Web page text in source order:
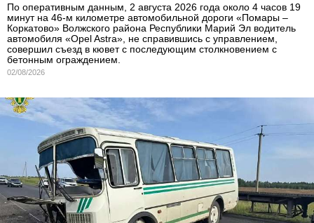
По оперативным данным, 2 августа 2026 года около 4 часов 19
минут на 46-м километре автомобильной дороги «Помары –
Коркатово» Волжского района Республики Марий Эл водитель
автомобиля «Opel Astra», не справившись с управлением,
совершил съезд в кювет с последующим столкновением с
бетонным ограждением.
02/08/2026